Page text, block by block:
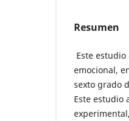
Resumen
Este
emocional,
sexto grado
Este estudio